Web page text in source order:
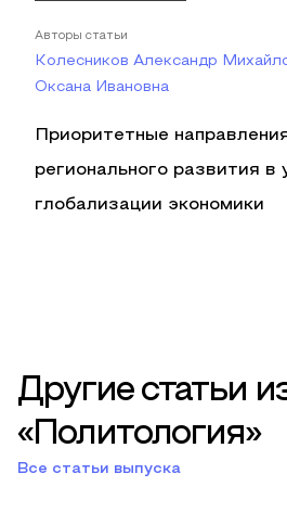
Авторы статьи
Колесников Александр
Оксана Ивановна
Приоритетные
регионального развития в
глобализации экономики
Другие статьи
«Политология»
Все статьи выпуска